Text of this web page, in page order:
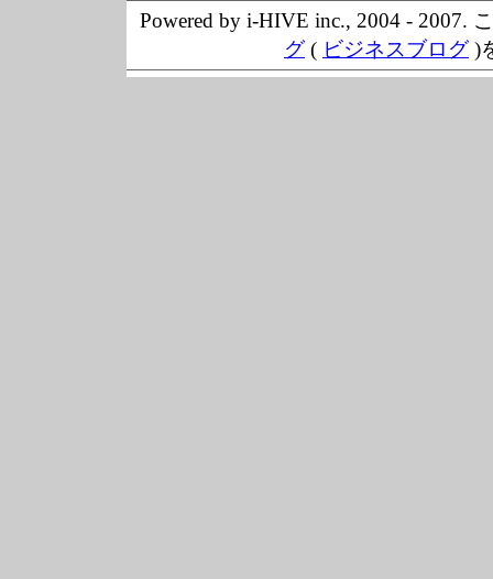
Powered by i-HIVE inc., 2004 - 2007.
グ( ビジネスブログ)